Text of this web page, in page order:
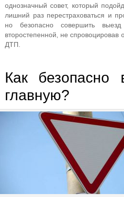
однозначный совет, который
лишний раз перестраховаться и
но безопасно совершить
второстепенной, не
ДТП.
Как безопасно
главную?